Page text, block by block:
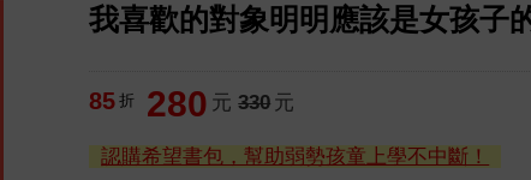
我喜歡的對象明明應該是女孩子
85 折 280 元 330 元
認購希望書包，幫助弱勢孩童上學不中斷！